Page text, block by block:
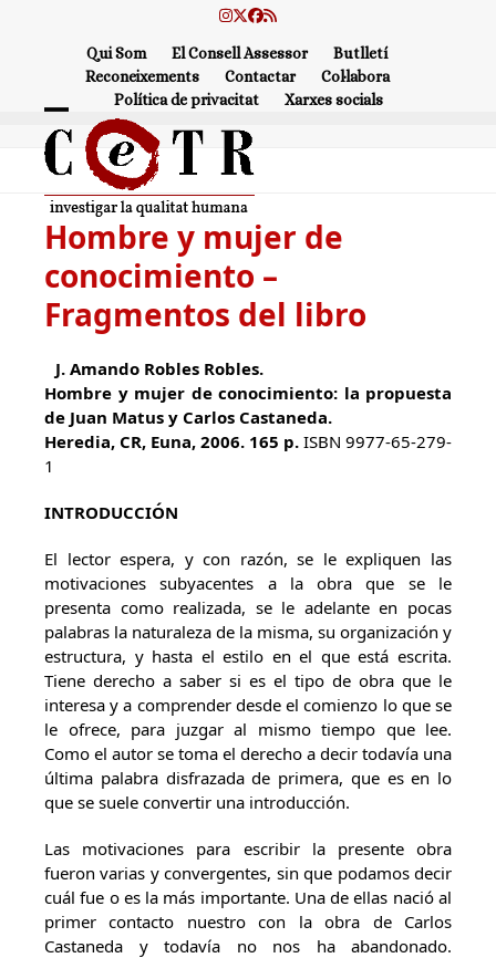
Instagram
Twitter
Facebook
RSS
Qui Som El Consell Assessor
Butlletí
Reconeixements
Contactar
Col·labora
Política de privacitat
Xarxes socials
Open
mobile
menu
Close
mobile
menu
Hombre y mujer de
conocimiento –
Fragmentos del libro
J. Amando Robles Robles.
Hombre y mujer de conocimiento: la propuesta
de Juan Matus y Carlos Castaneda.
Heredia, CR, Euna, 2006. 165 p. ISBN 9977-65-279-
1
INTRODUCCIÓN
El lector espera, y con razón, se le expliquen las
motivaciones subyacentes a la obra que se le
presenta como realizada, se le adelante en pocas
palabras la naturaleza de la misma, su organización y
estructura, y hasta el estilo en el que está escrita.
Tiene derecho a saber si es el tipo de obra que le
interesa y a comprender desde el comienzo lo que se
le ofrece, para juzgar al mismo tiempo que lee.
Como el autor se toma el derecho a decir todavía una
última palabra disfrazada de primera, que es en lo
que se suele convertir una introducción.
Las motivaciones para escribir la presente obra
fueron varias y convergentes, sin que podamos decir
cuál fue o es la más importante. Una de ellas nació al
primer contacto nuestro con la obra de Carlos
Castaneda y todavía no nos ha abandonado.